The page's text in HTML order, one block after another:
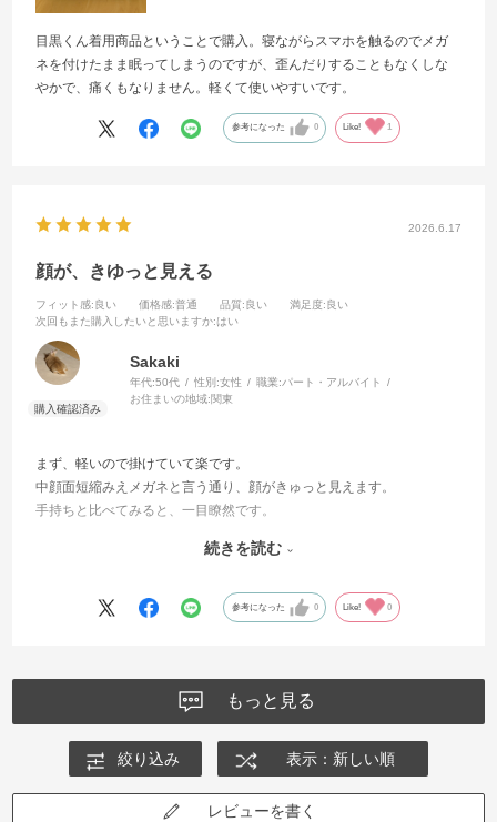
目黒くん着用商品ということで購入。寝ながらスマホを触るのでメガ
ネを付けたまま眠ってしまうのですが、歪んだりすることもなくしな
やかで、痛くもなりません。軽くて使いやすいです。
参考になった 0 Like! 1
2026.6.17
顔が、きゆっと見える
フィット感:良い 価格感:普通 品質:良い 満足度:良い
次回もまた購入したいと思いますか:はい
Sakaki
年代:50代 性別:女性 職業:パート・アルバイト
お住まいの地域:関東
まず、軽いので掛けていて楽です。
中顔面短縮みえメガネと言う通り、顔がきゅっと見えます。
手持ちと比べてみると、一目瞭然です。
続きを読む
参考になった 0 Like! 0
もっと見る
絞り込み 表示：新しい順
レビューを書く